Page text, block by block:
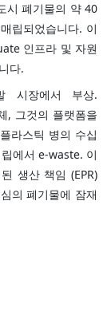
시 폐기물의 약 40
립되었습니다. 이
인프라 및 자원
다.
시장에서 부상.
, 그것의 플랫폼을
라스틱 병의 수십
에서 e-waste. 이
생산 책임 (EPR)
의 폐기물에 잠재